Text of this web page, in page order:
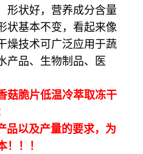
形状好，营养成分含量
状基本不变，看起来像
燥技术可广泛应用于蔬
产品、生物制品、医
菇脆片低温冷萃取冻干
以及产量的要求，为
！！！